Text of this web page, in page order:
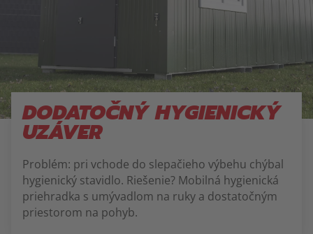
DODATOČNÝ HYGIENICKÝ
UZÁVER
Problém: pri vchode do slepačieho výbehu chýbal
hygienický stavidlo. Riešenie? Mobilná hygienická
priehradka s umývadlom na ruky a dostatočným
priestorom na pohyb.